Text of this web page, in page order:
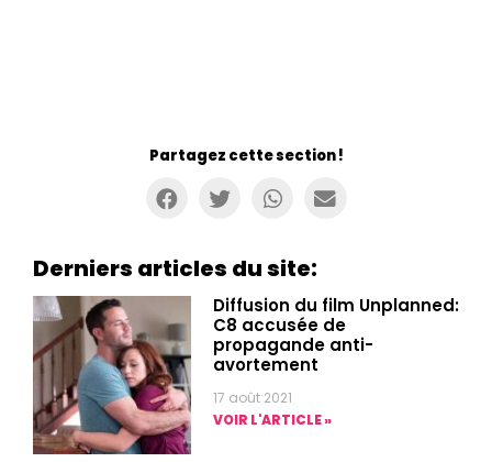
Partagez cette section !
Derniers articles du site:
Diffusion du film Unplanned:
C8 accusée de
propagande anti-
avortement
17 août 2021
VOIR L'ARTICLE »